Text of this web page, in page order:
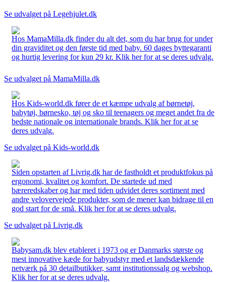
Se udvalget på Legehjulet.dk
Hos MamaMilla.dk finder du alt det, som du har brug for under
din graviditet og den første tid med baby. 60 dages byttegaranti
og hurtig levering for kun 29 kr. Klik her for at se deres udvalg.
Se udvalget på MamaMilla.dk
Hos Kids-world.dk fører de et kæmpe udvalg af børnetøj,
babytøj, børnesko, tøj og sko til teenagers og meget andet fra de
bedste nationale og internationale brands. Klik her for at se
deres udvalg.
Se udvalget på Kids-world.dk
Siden opstarten af Livrig.dk har de fastholdt et produktfokus på
ergonomi, kvalitet og komfort. De startede ud med
bæreredskaber og har med tiden udvidet deres sortiment med
andre velovervejede produkter, som de mener kan bidrage til en
god start for de små. Klik her for at se deres udvalg.
Se udvalget på Livrig.dk
Babysam.dk blev etableret i 1973 og er Danmarks største og
mest innovative kæde for babyudstyr med et landsdækkende
netværk på 30 detailbutikker, samt institutionssalg og webshop.
Klik her for at se deres udvalg.